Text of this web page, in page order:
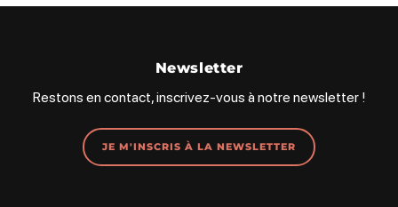
Newsletter
Restons en contact, inscrivez-vous à notre newsletter !
JE M'INSCRIS À LA NEWSLETTER